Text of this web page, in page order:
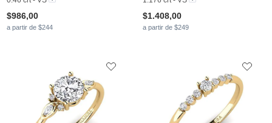
$986,00
a partir de $244
$1.408,00
a partir de $249